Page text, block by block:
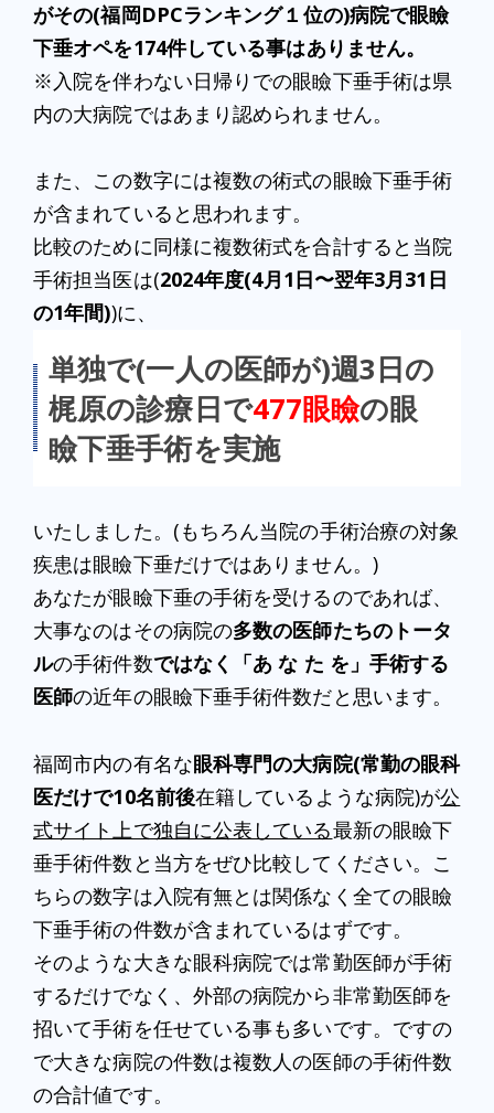
がその(福岡DPCランキング１位の)病院で眼瞼
下垂オペを174件している事はありません。
※入院を伴わない日帰りでの眼瞼下垂手術は県
内の大病院ではあまり認められません。
また、この数字には複数の術式の眼瞼下垂手術
が含まれていると思われます。
比較のために同様に複数術式を合計すると当院
手術担当医は(2024年度(4月1日〜翌年3月31日
の1年間))に、
単独で(一人の医師が)週3日の
梶原の診療日で477眼瞼の眼
瞼下垂手術を実施
いたしました。(もちろん当院の手術治療の対象
疾患は眼瞼下垂だけではありません。)
あなたが眼瞼下垂の手術を受けるのであれば、
大事なのはその病院の多数の医師たちのトータ
ルの手術件数ではなく
「あ な た を」手術する
医師の近年の眼瞼下垂手術件数だと思います。
福岡市内の有名な眼科専門の大病院(常勤の眼科
医だけで10名前後在籍しているような病院)が公
式サイト上で独自に公表している最新の眼瞼下
垂手術件数と当方をぜひ比較してください。こ
ちらの数字は入院有無とは関係なく全ての眼瞼
下垂手術の件数が含まれているはずです。
そのような大きな眼科病院では常勤医師が手術
するだけでなく、外部の病院から非常勤医師を
招いて手術を任せている事も多いです。ですの
で大きな病院の件数は複数人の医師の手術件数
の合計値です。